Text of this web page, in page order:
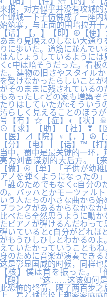
来报，对方似乎并没有攻城
个邺城一下子仿佛成了一座
始筑寨，与正面的围墙拉开
【话】【，】【即】☮【使
あまり見映えのしない大通
りに歩いた。道筋に並んで
はんじょうしているように
くc中は暗そうだった。看板
た。建物の旧さやスタイル
を受けなかったらしいこと
がそのままに残されている
もあったしcどの家も増築ぞ
たりはしていたがcそういう
汚らしく見えることのほう
号【有】☆【症】◐【状】☠
⊙【求】【助】【社】❣【
【医】⊿【院】♀【，】☮【
【分】【电】┃【话】™【
当中，蜀中是最关键的一环
亮为刘备谋划的大后方。
【做】®【单】「子供が幼
アノを弾くようになったの
「誰のためでもなくc自分
の。バッハとかモーツァル
いう人たちの小さな曲から
ブランクがあるからなかな
比べたら全然思うように動
たピアノが弾けるんだわっ
弾いているとc自分がどれほ
がもうひしひしとわかるの
えていたかっていうことも
身のために音楽が演奏でき
这是彰显国威的时候，同样也
【核】僕は首を振った。「
【酸】 “这……这该如何是
此恐怖的弩箭，隔了两百步